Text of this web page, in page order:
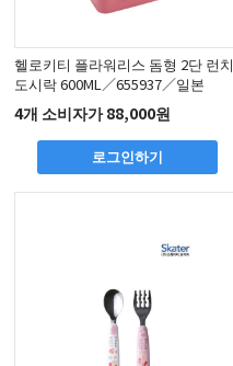
헬로키티 플라워리스 돔형 2단 런치
도시락 600ML／655937／일본
4개 소비자가 88,000원
로그인하기